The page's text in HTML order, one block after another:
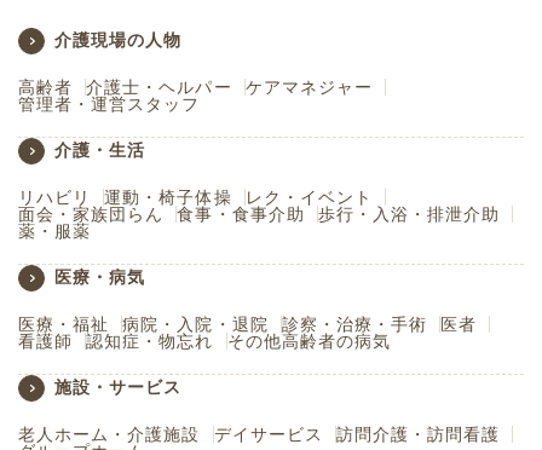
介護現場の人物
高齢者 介護士・ヘルパー
ケアマネジャー
管理者・運営スタッフ
介護・生活
リハビリ 運動・椅子体操
レク・イベント
面会・家族団らん
食事・食事介助
歩行・入浴・排泄介助
薬・服薬
医療・病気
医療・福祉 病院・入院・退院 診察・治療・手術
医者
看護師
認知症・物忘れ その他高齢者の病気
施設・サービス
老人ホーム・介護施設 デイサービス
訪問介護・訪問看護